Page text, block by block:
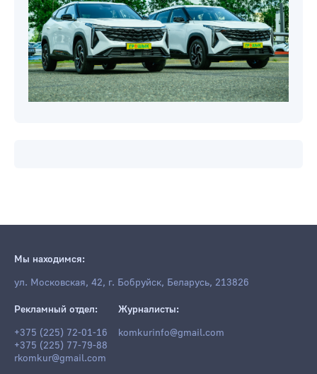
Мы находимся:
ул. Московская, 42, г. Бобруйск, Беларусь, 213826
Рекламный отдел:
+375 (225) 72-01-16
+375 (225) 77-79-88
rkomkur@gmail.com
Журналисты:
komkurinfo@gmail.com